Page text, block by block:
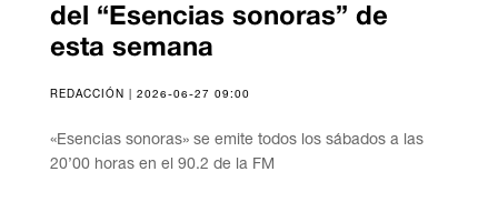
del “Esencias sonoras” de
esta semana
REDACCIÓN | 2026-06-27 09:00
«Esencias sonoras» se emite todos los sábados a las
20’00 horas en el 90.2 de la FM